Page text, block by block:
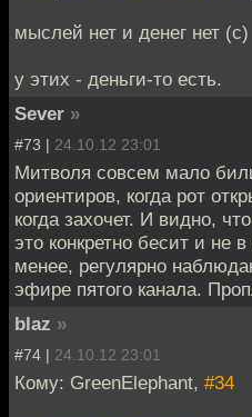
мыслей нет и денег нет (с)
у этих - деньги-то есть.
Sever »
#73 | 24.10.12 23:01
Митволя совсем мало
ориентиров, когда рот
когда захочет. И видно,
это конкретно бесит и не
менее, регулярно
эфире пятого канала.
blaz »
#74 | 24.10.12 23:01
Кому: GreenElephant, #34